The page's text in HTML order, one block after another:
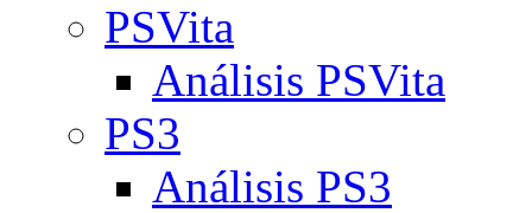
PSVita
Análisis PSVita
PS3
Análisis PS3